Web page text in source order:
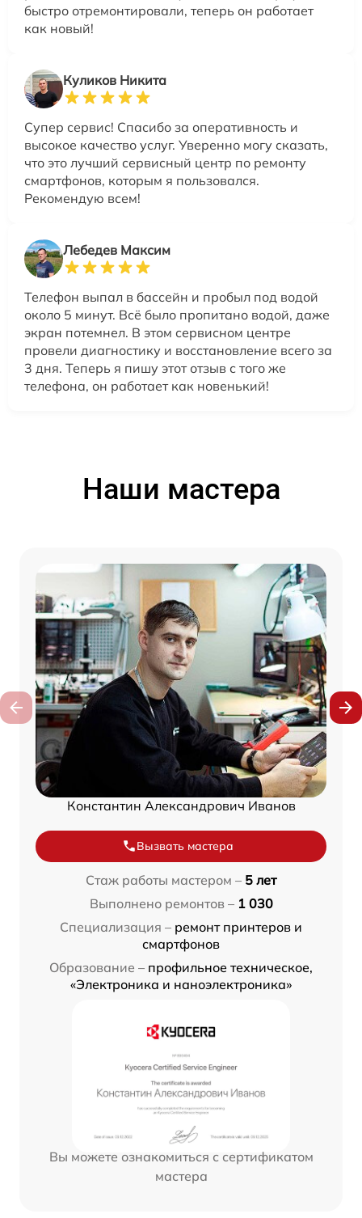
быстро отремонтировали, теперь он работает
как новый!
Куликов Никита
Супер сервис! Спасибо за оперативность и
высокое качество услуг. Уверенно могу сказать,
что это лучший сервисный центр по ремонту
смартфонов, которым я пользовался.
Рекомендую всем!
Лебедев Максим
Телефон выпал в бассейн и пробыл под водой
около 5 минут. Всё было пропитано водой, даже
экран потемнел. В этом сервисном центре
провели диагностику и восстановление всего за
3 дня. Теперь я пишу этот отзыв с того же
телефона, он работает как новенький!
Наши мастера
Константин Александрович Иванов
Вызвать мастера
Стаж работы мастером – 5 лет
Выполнено ремонтов – 1 030
Специализация – ремонт принтеров и
смартфонов
Образование – профильное техническое,
«Электроника и наноэлектроника»
Вы можете ознакомиться с сертификатом
мастера